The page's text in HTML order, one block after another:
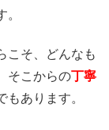
こそ、どんなも
そこからの丁寧
もあります。